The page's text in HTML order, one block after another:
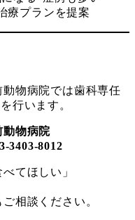
療プランを提案
物病院では歯科専任
行います。
動物病院
3403-8012
てほしい」
相談ください。